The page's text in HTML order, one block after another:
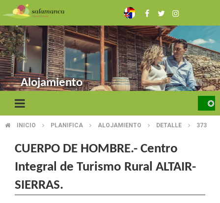
to
main
content
Alojamiento
BREADCRUMB
INICIO PLANIFICA ALOJAMIENTO DETALLE 373
CUERPO DE HOMBRE.- Centro
Integral de Turismo Rural ALTAIR-
SIERRAS.